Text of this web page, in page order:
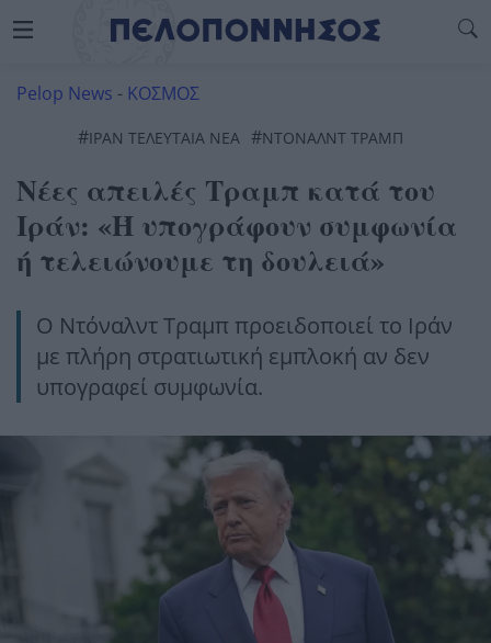
Pelop News - ΚΟΣΜΟΣ
#ΙΡΆΝ ΤΕΛΕΥΤΑΊΑ ΝΈΑ #ΝΤΟΝΑΛΝΤ ΤΡΑΜΠ
Νέες απειλές Τραμπ κατά του
Ιράν: «Ή υπογράφουν συμφωνία
ή τελειώνουμε τη δουλειά»
Ο Ντόναλντ Τραμπ προειδοποιεί το Ιράν
με πλήρη στρατιωτική εμπλοκή αν δεν
υπογραφεί συμφωνία.